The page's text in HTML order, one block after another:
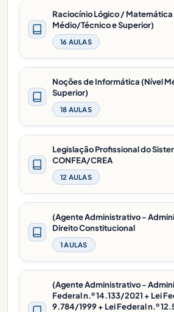
Raciocínio Lógico / Matemática
Médio/Técnico e Superior)
16 AULAS
Noções de Informática (Nível
Superior)
18 AULAS
Legislação Profissional do
CONFEA/CREA
12 AULAS
(Agente Administrativo -
Direito Constitucional
1 AULAS
(Agente Administrativo -
Federal n.º 14.133/2021 + Lei
9.784/1999 + Lei Federal n.º